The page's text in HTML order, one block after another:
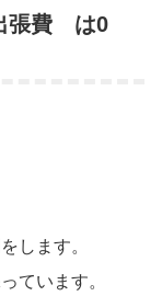
張費 は0
します。
ています。